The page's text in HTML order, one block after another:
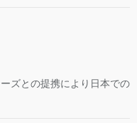
ズとの提携により日本での